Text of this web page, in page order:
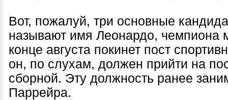
Вот, пожалуй, три основные
называют имя Леонардо, чемпиона
конце августа покинет пост
он, по слухам, должен прийти на
сборной. Эту должность ранее
Паррейра.